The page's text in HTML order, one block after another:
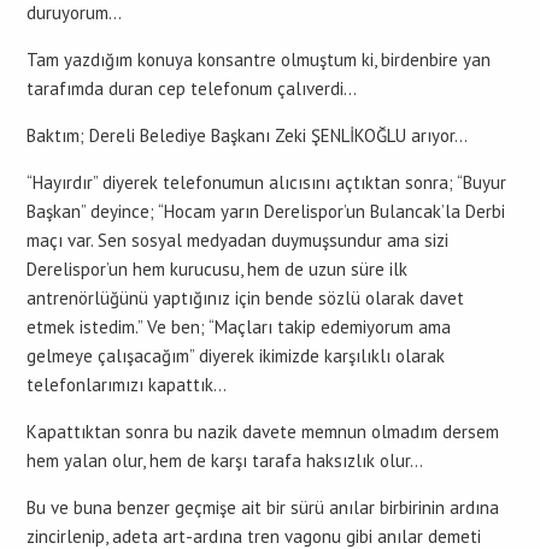
duruyorum…
Tam yazdığım konuya konsantre olmuştum ki, birdenbire yan
tarafımda duran cep telefonum çalıverdi…
Baktım; Dereli Belediye Başkanı Zeki ŞENLİKOĞLU arıyor…
“Hayırdır” diyerek telefonumun alıcısını açtıktan sonra; “Buyur
Başkan” deyince; “Hocam yarın Derelispor’un Bulancak’la Derbi
maçı var. Sen sosyal medyadan duymuşsundur ama sizi
Derelispor’un hem kurucusu, hem de uzun süre ilk
antrenörlüğünü yaptığınız için bende sözlü olarak davet
etmek istedim.” Ve ben; “Maçları takip edemiyorum ama
gelmeye çalışacağım” diyerek ikimizde karşılıklı olarak
telefonlarımızı kapattık…
Kapattıktan sonra bu nazik davete memnun olmadım dersem
hem yalan olur, hem de karşı tarafa haksızlık olur…
Bu ve buna benzer geçmişe ait bir sürü anılar birbirinin ardına
zincirlenip, adeta art-ardına tren vagonu gibi anılar demeti